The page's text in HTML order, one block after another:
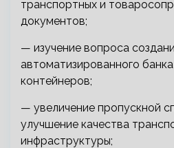
транспортных и
документов;
— изучение вопроса
автоматизированного
контейнеров;
— увеличение пропускной
улучшение качества
инфраструктуры;